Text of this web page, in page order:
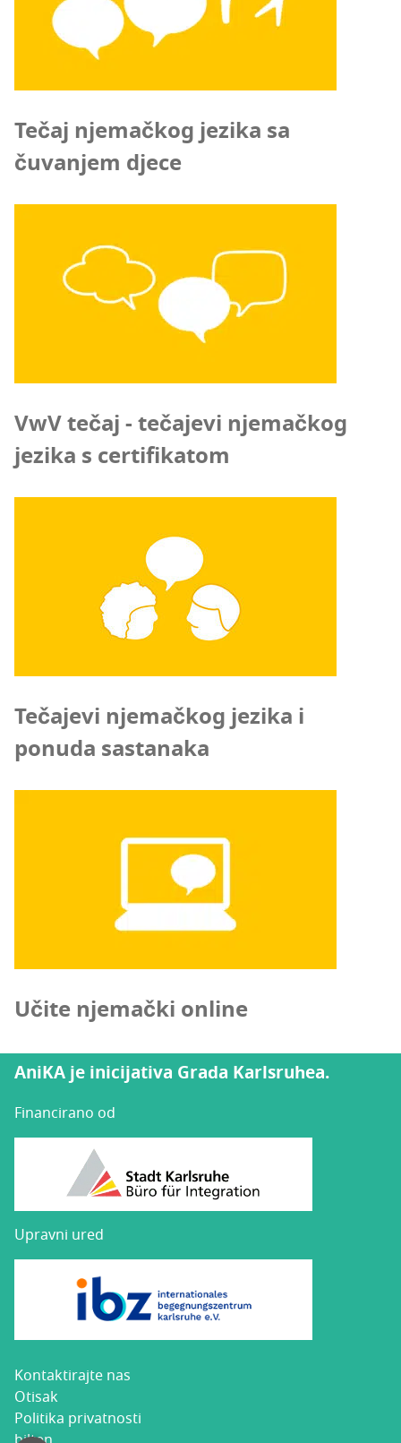
Tečaj njemačkog jezika sa
čuvanjem djece
VwV tečaj - tečajevi njemačkog
jezika s certifikatom
Tečajevi njemačkog jezika i
ponuda sastanaka
Učite njemački online
AniKA je inicijativa Grada Karlsruhea.
Financirano od
Upravni ured
Kon­tak­ti­raj­te nas
Oti­sak
Poli­ti­ka privatnosti